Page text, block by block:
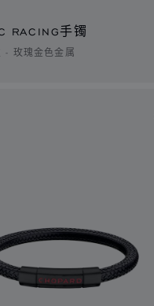
RACING手镯
- 玫瑰金色金属